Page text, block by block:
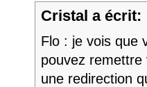
Cristal a écrit:
Flo : je vois que
pouvez
une redirection